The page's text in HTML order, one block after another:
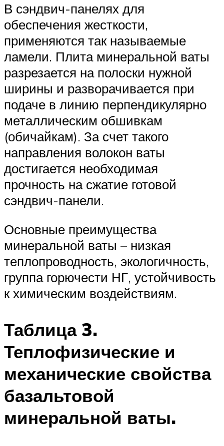
В сэндвич-панелях для
обеспечения жесткости,
применяются так называемые
ламели. Плита минеральной ваты
разрезается на полоски нужной
ширины и разворачивается при
подаче в линию перпендикулярно
металлическим обшивкам
(обичайкам). За счет такого
направления волокон ваты
достигается необходимая
прочность на сжатие готовой
сэндвич-панели.
Основные преимущества
минеральной ваты – низкая
теплопроводность, экологичность,
группа горючести НГ, устойчивость
к химическим воздействиям.
Таблица 3.
Теплофизические и
механические свойства
базальтовой
минеральной ваты.